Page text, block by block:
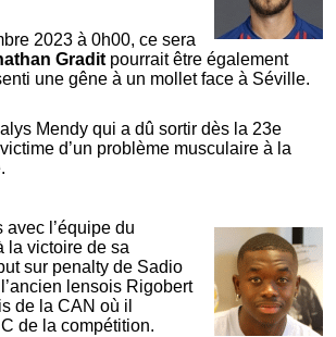
2023 à 0h00, ce sera
Gradit pourrait être également
une gêne à un mollet face à Séville.
Mendy qui a dû sortir dès la 23e
d’un problème musculaire à la
l’équipe du
la victoire de sa
sur penalty de Sadio
lensois Rigobert
de la CAN où il
de la compétition.